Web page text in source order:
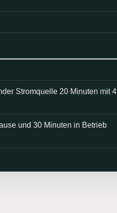
Stromquelle 20 Minuten mit 4
und 30 Minuten in Betrieb